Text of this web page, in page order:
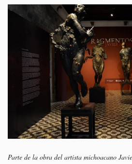
Parte de la obra del artista michoacano